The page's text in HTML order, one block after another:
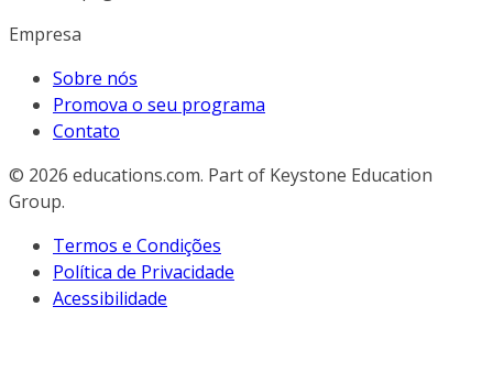
Empresa
Sobre nós
Promova o seu programa
Contato
© 2026 educations.com. Part of Keystone Education
Group.
Termos e Condições
Política de Privacidade
Acessibilidade